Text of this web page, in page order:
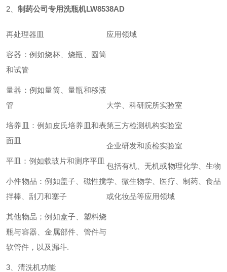
2、 制药公司专用洗瓶机LW8538AD
再处理器皿 应用领域
容器：例如烧杯、烧瓶、圆筒
和试管
量器：例如量筒、量瓶和移液
管
培养皿：例如皮氏培养皿和表
面皿
平皿：例如载玻片和测序平皿
小件物品：例如盖子、磁性搅
拌棒、刮刀和塞子
其他物品；例如盒子、塑料烧
瓶与容器、金属部件、管件与
软管件，以及漏斗.
大学、科研院所实验室
第三方检测机构实验室
企业研发和质检实验室
包括有机、无机或物理化学、生物
学、微生物学、医疗、制药、食品
或化妆品等应用领域
3、清洗机功能